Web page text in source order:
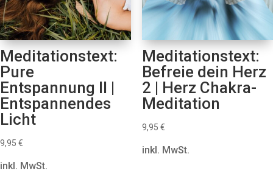
Meditationstext:
Pure
Entspannung II |
Entspannendes
Licht
9,95 €
inkl. MwSt.
Meditationstext:
Befreie dein Herz
2 | Herz Chakra-
Meditation
9,95 €
inkl. MwSt.